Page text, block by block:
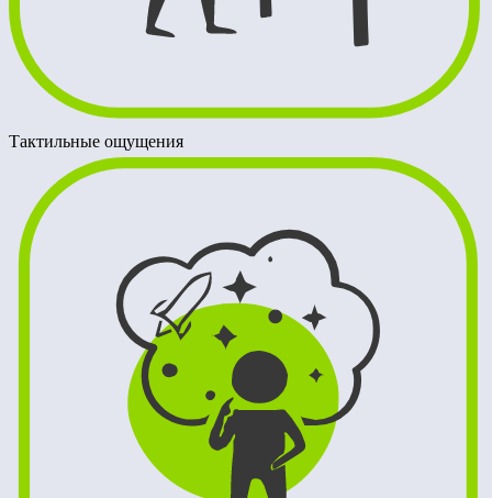
Тактильные ощущения